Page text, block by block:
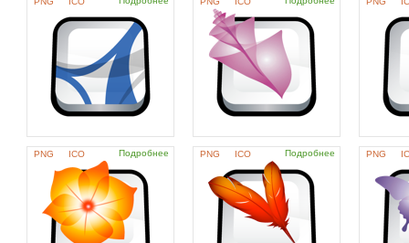
PNG ICO Подробнее PNG ICO Подробнее PNG